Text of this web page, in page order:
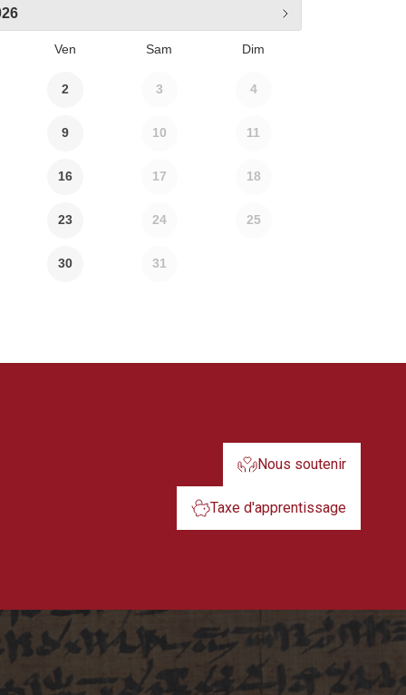
Ven Sam Dim
2 3 4
9 10 11
16 17 18
23 24 25
30 31
Nous soutenir
Taxe d'apprentissage